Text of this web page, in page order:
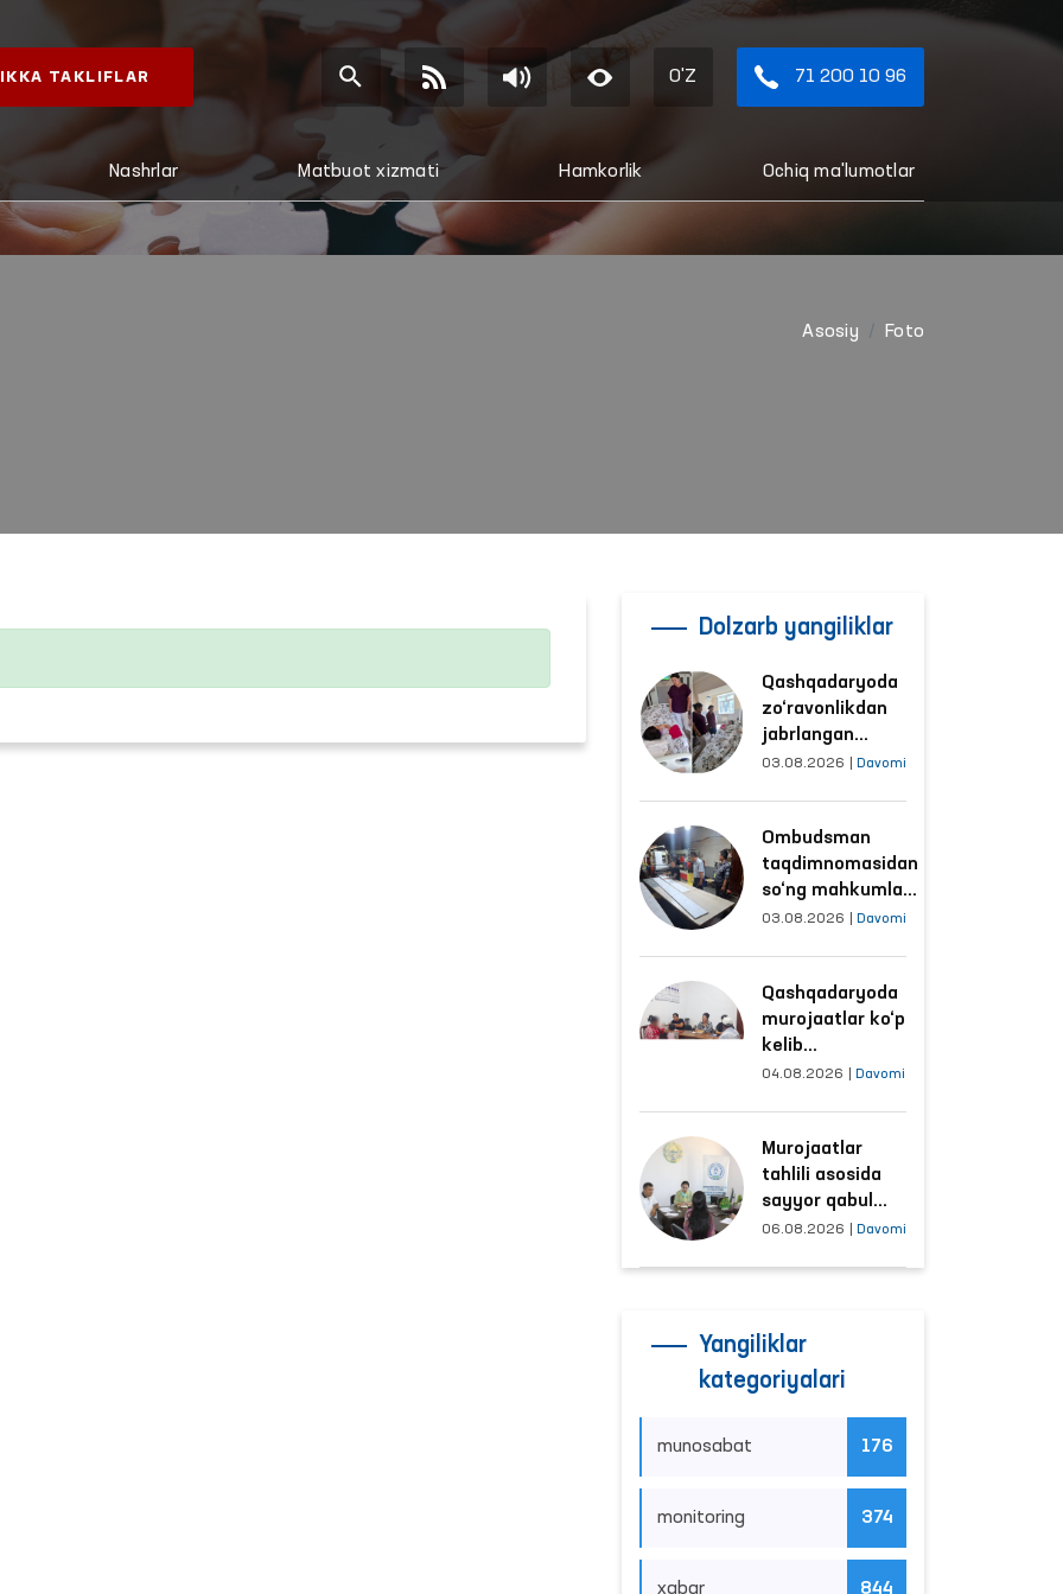
TAKLIFLAR O'Z 71 200 10 96
Nashrlar Matbuot xizmati Hamkorlik Ochiq ma'lumotlar
Asosiy Foto
Dolzarb yangiliklar
Qashqadaryoda
zo‘ravonlikdan
jabrlangan
ayolning holati
o‘rganildi
03.08.2026 Davomi
Ombudsman
taqdimnomasidan
so‘ng mahkumlar
mehnat
sharoitlar
yaxshilandi
03.08.2026 Davomi
Qashqadaryoda
murojaatlar ko‘p
kelib
tushayotgan
yo‘lga qo‘yildi
04.08.2026 Davomi
Murojaatlar
tahlili asosida
sayyor qabul
o‘tkaziladigan
06.08.2026 Davomi
Yangiliklar
kategoriyalari
munosabat 176
monitoring 374
xabar 844